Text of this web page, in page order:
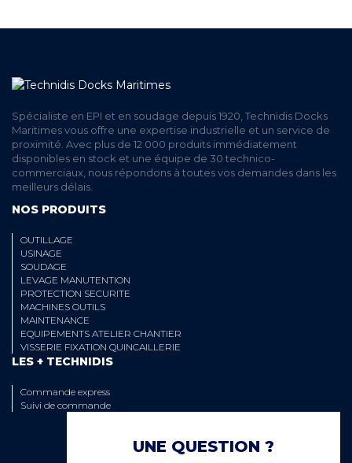
Spécialiste en EPI et en soudage depuis 1920, Technidis Docks
Maritimes vous offre une expertise industrielle et un service de
proximité. Avec plus de 12 000 produits immédiatement
disponibles en stock et une équipe de 30 technico-
commerciaux, nous répondons à toutes vos demandes dans les
meilleurs délais.
NOS PRODUITS
OUTILLAGE
USINAGE
SOUDAGE
LEVAGE MANUTENTION
PROTECTION SECURITE
MACHINES OUTILS
MAINTENANCE
EQUIPEMENTS ATELIER CHANTIER
VISSERIE FIXATION QUINCAILLERIE
LES + TECHNIDIS
Commande express
Suivi de commande
UNE QUESTION ?